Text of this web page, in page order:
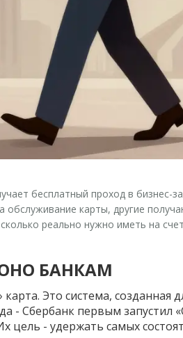
бесплатный проход в бизнес-
карты, другие
реально нужно иметь на
БАНКАМ
Это система, созданная
- Сбербанк первым запустил
цель - удержать самых